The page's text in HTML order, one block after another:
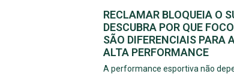
RECLAMAR BLOQUEIA O
DESCUBRA POR QUE
SÃO DIFERENCIAIS PARA
ALTA PERFORMANCE
A performance esportiva não